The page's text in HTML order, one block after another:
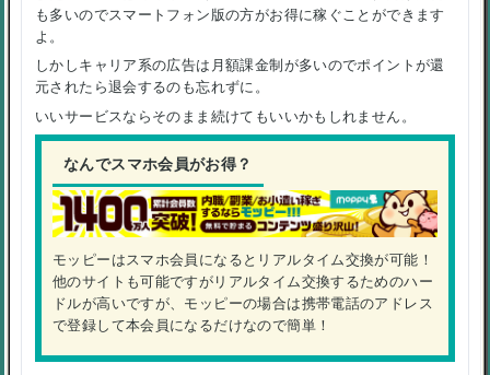
も多いのでスマートフォン版の方がお得に稼ぐことができます
よ。
しかしキャリア系の広告は月額課金制が多いのでポイントが還
元されたら退会するのも忘れずに。
いいサービスならそのまま続けてもいいかもしれません。
なんでスマホ会員がお得？
モッピーはスマホ会員になるとリアルタイム交換が可能！
他のサイトも可能ですがリアルタイム交換するためのハー
ドルが高いですが、モッピーの場合は携帯電話のアドレス
で登録して本会員になるだけなので簡単！